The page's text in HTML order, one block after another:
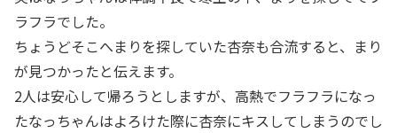
ラフラでした。
ちょうどそこへまりを探していた杏奈も合流すると、まり
が見つかったと伝えます。
2人は安心して帰ろうとしますが、高熱でフラフラになっ
たなっちゃんはよろけた際に杏奈にキスしてしまうのでし